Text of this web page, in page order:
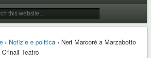
› Notizie e politica› Neri Marcorè a Marzabotto
Teatro